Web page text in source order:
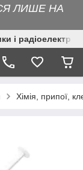
ЛИШЕ НА
і
Хімія, припої,